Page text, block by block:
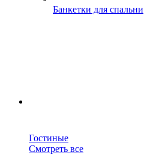
Банкетки для спальни
Гостиные
Смотреть все